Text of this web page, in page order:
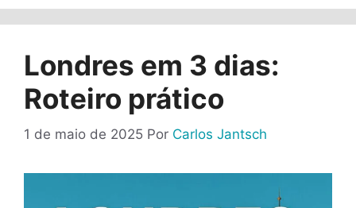
Londres em 3 dias:
Roteiro prático
1 de maio de 2025 Por Carlos Jantsch